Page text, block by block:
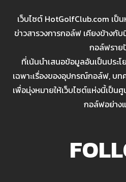
เว็บไซต์ HotGolfClub.com เป็
ข่าวสารวงการกอล์ฟ เคียงข้าง
กอล์ฟราย
ที่เน้นนำเสนอข้อมูลอันเป็นปร
เฉพาะเรื่องของอุปกรณ์กอล์ฟ, บท
เพื่อมุ่งหมายให้เว็บไซต์แห่งนี้เป็
กอล์ฟอย่าง